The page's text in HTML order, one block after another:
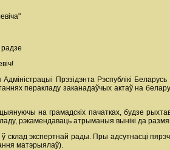
Прэзідэнта Рэспублікі
перакладу заканадаўчых актаў на
на грамадскіх пачатках, будзе
рэкамендаваць атрыманыя вынікі да
склад экспертнай рады. Пры адсутнасці
матэрыялаў).